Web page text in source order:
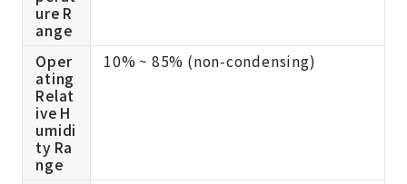
ure R
ange
Oper
ating
Relat
ive H
umidi
ty Ra
nge
10% ~ 85% (non-condensing)